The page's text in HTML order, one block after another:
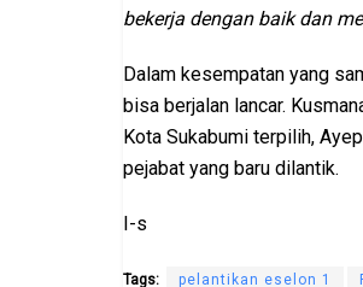
bekerja dengan baik dan
Dalam kesempatan yang
bisa berjalan lancar.
Kota Sukabumi terpilih,
pejabat yang baru dilantik.
I-s
Tags: pelantikan eselon 1